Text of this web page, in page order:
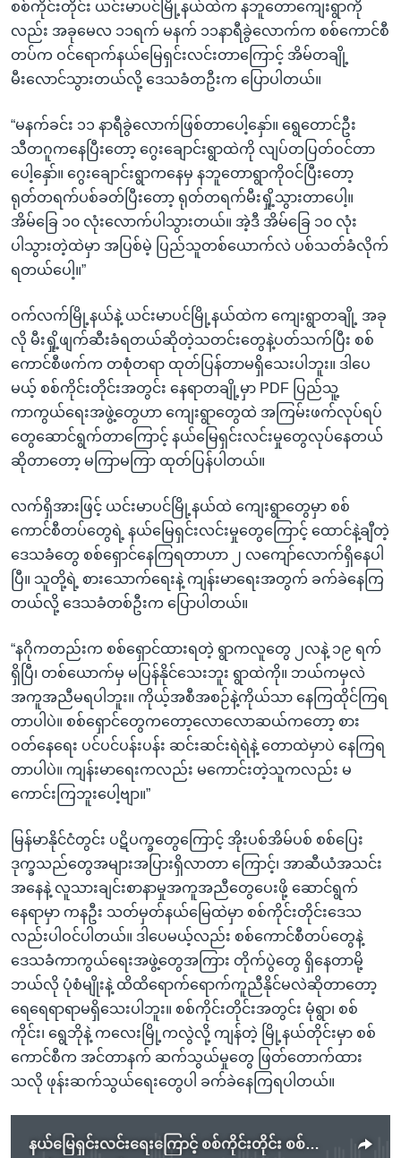
စစ်ကိုင်းတိုင်း ယင်းမာပင်မြို့နယ်ထဲက နဘူတောကျေးရွာကို
လည်း အခုမေလ ၁၁ရက် မနက် ၁၁နာရီခွဲလောက်က စစ်ကောင်စီ
တပ်က ဝင်ရောက်နယ်မြေရှင်းလင်းတာကြောင့် အိမ်တချို့
မီးလောင်သွားတယ်လို့ ဒေသခံတဦးက ပြောပါတယ်။
“မနက်ခင်း ၁၁ နာရီခွဲလောက်ဖြစ်တာပေါ့နှော်။ ရွေတောင်ဦး
သီတဂူကနေပြီးတော့ ဂွေးချောင်းရွာထဲကို လျပ်တပြတ်ဝင်တာ
ပေါ့နှော်။ ဂွေးချောင်းရွာကနေမှ နဘူတောရွာကိုဝင်ပြီးတော့
ရုတ်တရက်ပစ်ခတ်ပြီးတော့ ရုတ်တရက်မီးရှို့သွားတာပေါ့။
အိမ်ခြေ ၁၀ လုံးလောက်ပါသွားတယ်။ အဲ့ဒီ အိမ်ခြေ ၁၀ လုံး
ပါသွားတဲ့ထဲမှာ အပြစ်မဲ့ ပြည်သူတစ်ယောက်လဲ ပစ်သတ်ခံလိုက်
ရတယ်ပေါ့။”
ဝက်လက်မြို့နယ်နဲ့ ယင်းမာပင်မြို့နယ်ထဲက ကျေးရွာတချို့ အခု
လို မီးရှို့ဖျက်ဆီးခံရတယ်ဆိုတဲ့သတင်းတွေနဲ့ပတ်သက်ပြီး စစ်
ကောင်စီဖက်က တစုံတရာ ထုတ်ပြန်တာမရှိသေးပါဘူး။ ဒါပေ
မယ့် စစ်ကိုင်းတိုင်းအတွင်း နေရာတချို့မှာ PDF ပြည်သူ့
ကာကွယ်ရေးအဖွဲ့တွေဟာ ကျေးရွာတွေထဲ အကြမ်းဖက်လုပ်ရပ်
တွေဆောင်ရွက်တာကြောင့် နယ်မြေရှင်းလင်းမှုတွေလုပ်နေတယ်
ဆိုတာတော့ မကြာမကြာ ထုတ်ပြန်ပါတယ်။
လက်ရှိအားဖြင့် ယင်းမာပင်မြို့နယ်ထဲ ကျေးရွာတွေမှာ စစ်
ကောင်စီတပ်တွေရဲ့ နယ်မြေရှင်းလင်းမှုတွေကြောင့် ထောင်နဲ့ချီတဲ့
ဒေသခံတွေ စစ်ရှောင်နေကြရတာဟာ ၂ လကျော်လောက်ရှိနေပါ
ပြီ။ သူတို့ရဲ့ စားသောက်ရေးနဲ့ ကျန်းမာရေးအတွက် ခက်ခဲနေကြ
တယ်လို့ ဒေသခံတစ်ဦးက ပြောပါတယ်။
“နဂိုကတည်းက စစ်ရှောင်ထားရတဲ့ ရွာကလူတွေ ၂လနဲ့ ၁၉ ရက်
ရှိပြီ၊ တစ်ယောက်မှ မပြန်နိုင်သေးဘူး ရွာထဲကို။ ဘယ်ကမှလဲ
အကူအညီမရပါဘူး။ ကိုယ့်အစီအစဉ်နဲ့ကိုယ်သာ နေကြထိုင်ကြရ
တာပါပဲ။ စစ်ရှောင်တွေကတော့လောလောဆယ်ကတော့ စား
ဝတ်နေရေး ပင်ပင်ပန်းပန်း ဆင်းဆင်းရဲရဲနဲ့ တောထဲမှာပဲ နေကြရ
တာပါပဲ။ ကျန်းမာရေးကလည်း မကောင်းတဲ့သူကလည်း မ
ကောင်းကြဘူးပေါ့ဗျာ။”
မြန်မာနိုင်ငံတွင်း ပဋိပက္ခတွေကြောင့် အိုးပစ်အိမ်ပစ် စစ်ပြေး
ဒုက္ခသည်တွေအများအပြားရှိလာတာ ကြောင့်၊ အာဆီယံအသင်း
အနေနဲ့ လူသားချင်းစာနာမှုအကူအညီတွေပေးဖို့ ဆောင်ရွက်
နေရာမှာ ကနဦး သတ်မှတ်နယ်မြေထဲမှာ စစ်ကိုင်းတိုင်းဒေသ
လည်းပါဝင်ပါတယ်။ ဒါပေမယ့်လည်း စစ်ကောင်စီတပ်တွေနဲ့
ဒေသခံကာကွယ်ရေးအဖွဲ့တွေအကြား တိုက်ပွဲတွေ ရှိနေတာမို့
ဘယ်လို ပုံစံမျိုးနဲ့ ထိထိရောက်ရောက်ကူညီနိုင်မလဲဆိုတာတော့
ရေရေရာရာမရှိသေးပါဘူး။ စစ်ကိုင်းတိုင်းအတွင်း မုံရွာ၊ စစ်
ကိုင်း၊ ရွေဘိုနဲ့ ကလေးမြို့ကလွဲလို့ ကျန်တဲ့ မြို့နယ်တိုင်းမှာ စစ်
ကောင်စီက အင်တာနက် ဆက်သွယ်မှုတွေ ဖြတ်တောက်ထား
သလို ဖုန်းဆက်သွယ်ရေးတွေပါ ခက်ခဲနေကြရပါတယ်။
နယ်မြေရှင်းလင်းရေးကြောင့် စစ်ကိုင်းတိုင်း စစ်ဘေးရှောင်ဦးရေတိုး